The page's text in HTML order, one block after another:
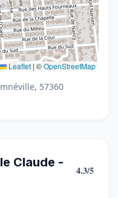
Leaflet | ©OpenStreetMap
57360
Claude -
4.3/5